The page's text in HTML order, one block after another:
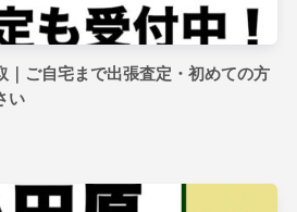
｜ご自宅まで出張査定・初めての方
い